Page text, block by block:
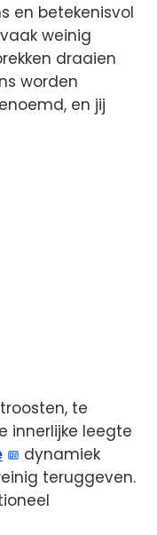
en betekenisvol
weinig
draaien
worden
en jij
te
innerlijke leegte
dynamiek
teruggeven.